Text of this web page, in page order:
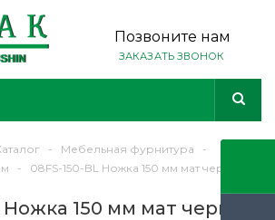
Позвоните нам
ЗАКАЗАТЬ ЗВОНОК
- Мебельная фурнитура
-
- 08FS-150-BL Ножка 150 мм мат черный
Ножка 150 мм мат черный